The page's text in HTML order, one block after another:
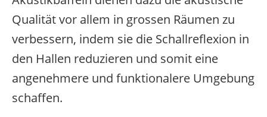
Qualität vor allem in grossen Räumen zu
verbessern, indem sie die Schallreflexion in
den Hallen reduzieren und somit eine
angenehmere und funktionalere Umgebung
schaffen.